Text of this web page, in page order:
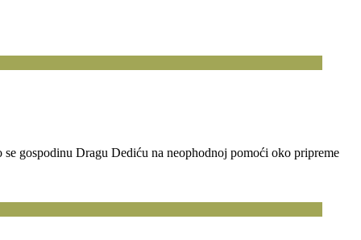
gospodinu Dragu Dediću na neophodnoj pomoći oko pripreme